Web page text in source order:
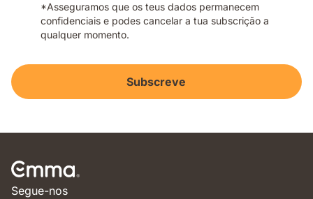
*Asseguramos que os teus dados permanecem
confidenciais e podes cancelar a tua subscrição a
qualquer momento.
Subscreve
Segue-nos